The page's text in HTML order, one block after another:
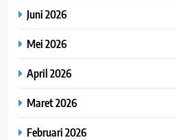
Juni 2026
Mei 2026
April 2026
Maret 2026
Februari 2026